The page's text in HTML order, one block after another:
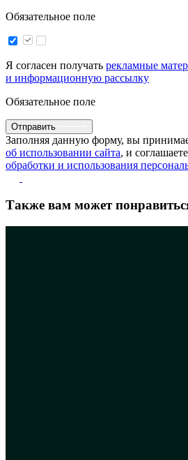
Обязательное поле
Я согласен получать рекламные
и информационную рассылку
Обязательное поле
Отправить
Заполняя данную форму, вы
об использовании сайта, и
обработки и использования
Также вам может